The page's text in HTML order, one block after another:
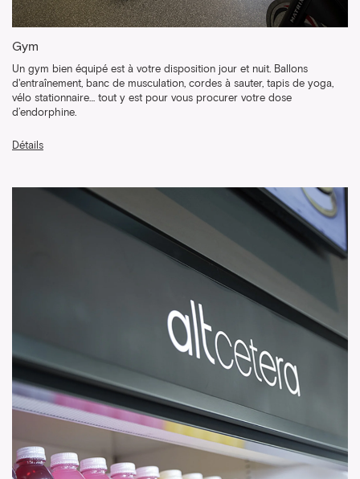
Gym
Un gym bien équipé est à votre disposition jour et nuit. Ballons
d'entraînement, banc de musculation, cordes à sauter, tapis de yoga,
vélo stationnaire… tout y est pour vous procurer votre dose
d’endorphine.
Détails